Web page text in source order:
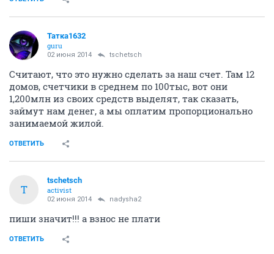
Татка1632
guru
02 июня 2014 tschetsch
Считают, что это нужно сделать за наш счет. Там 12
домов, счетчики в среднем по 100тыс, вот они
1,200млн из своих средств выделят, так сказать,
займут нам денег, а мы оплатим пропорционально
занимаемой жилой.
ОТВЕТИТЬ
T
tschetsch
activist
02 июня 2014 nadysha2
пиши значит!!! а взнос не плати
ОТВЕТИТЬ